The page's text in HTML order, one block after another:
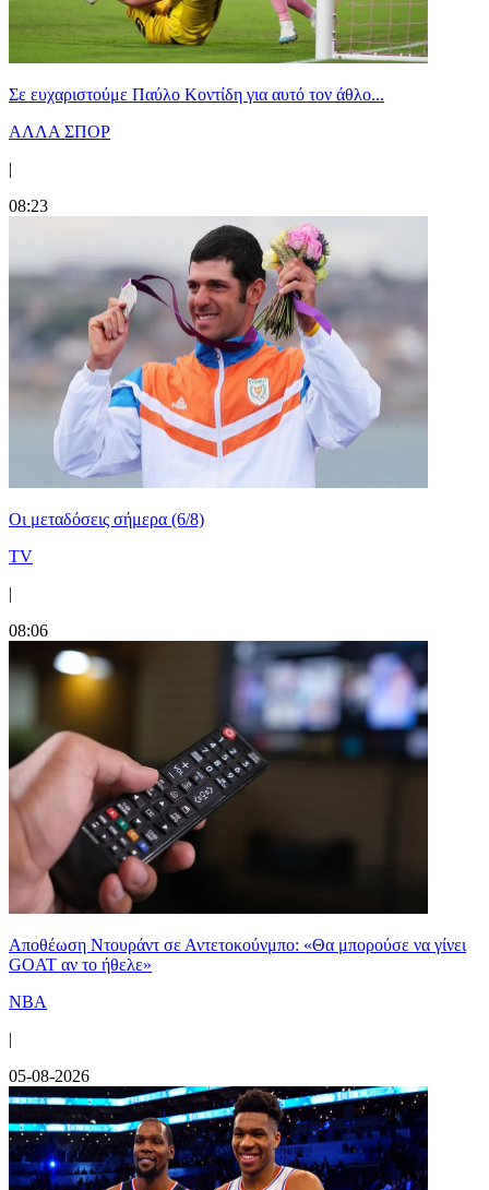
Σε ευχαριστούμε Παύλο Κοντίδη για αυτό τον άθλο...
ΑΛΛΑ ΣΠΟΡ
|
08:23
Οι μεταδόσεις σήμερα (6/8)
TV
|
08:06
Αποθέωση Ντουράντ σε Αντετοκούνμπο: «Θα μπορούσε να γίνει
GOAT αν το ήθελε»
NBA
|
05-08-2026